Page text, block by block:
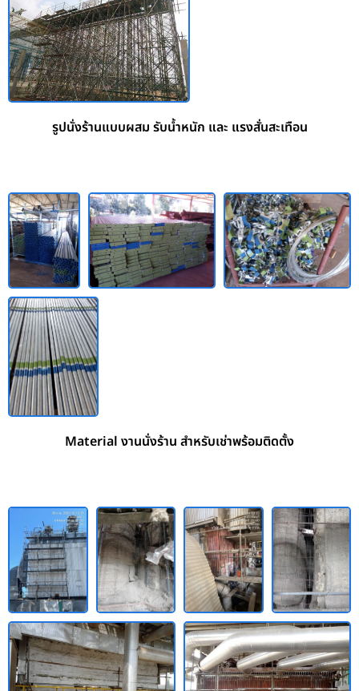
รูปนั่งร้านแบบผสม รับน้ำหนัก และ แรงสั่นสะเทือน
Material งานนั่งร้าน สำหรับเช่าพร้อมติดตั้ง